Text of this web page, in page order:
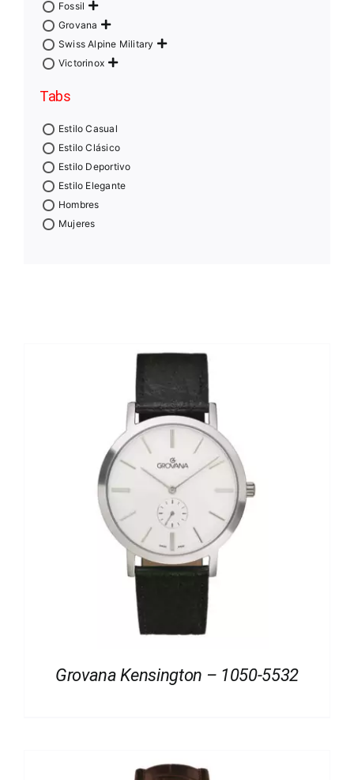
Grovana Kensington – 1050-5532
Fossil
Grovana
Swiss Alpine Military
Victorinox
Tabs
Estilo Casual
Estilo Clásico
Estilo Deportivo
Estilo Elegante
Hombres
Mujeres